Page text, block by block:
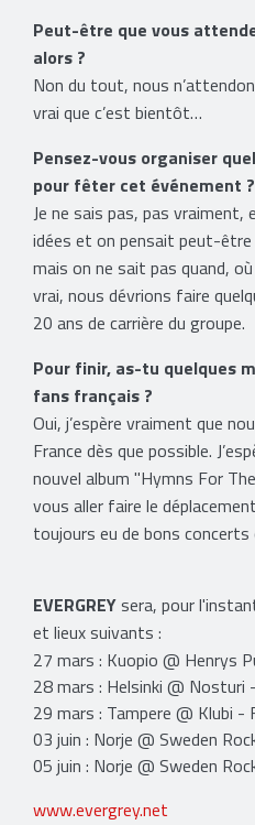
Peut-être que vous
alors ?
Non du tout, nous
vrai que c’est bientôt…
Pensez-vous organiser
pour fêter cet événement ?
Je ne sais pas, pas
idées et on pensait peut-être
mais on ne sait pas quand,
vrai, nous dévrions faire
20 ans de carrière du groupe.
Pour finir, as-tu quelques
fans français ?
Oui, j’espère vraiment que
France dès que possible.
nouvel album "Hymns For
vous aller faire le
toujours eu de bons concerts
EVERGREYsera, pour
et lieux suivants :
27 mars : Kuopio @ Henrys
28 mars : Helsinki @ Nosturi
29 mars : Tampere @ Klubi -
03 juin : Norje @ Sweden
05 juin : Norje @ Sweden
www.evergrey.net